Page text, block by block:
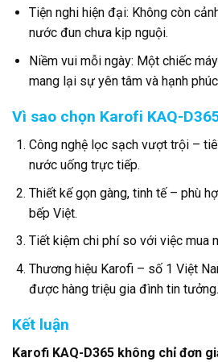
Tiện nghi hiện đại: Không còn
nước đun chưa kịp nguội.
Niềm vui mỗi ngày: Một chiếc
mang lại sự yên tâm và hạnh
Vì sao chọn Karofi KAQ-
Công nghệ lọc sạch vượt trội –
nước uống trực tiếp.
Thiết kế gọn gàng, tinh tế – phù
bếp Việt.
Tiết kiệm chi phí so với việc mua
Thương hiệu Karofi – số 1 Việt
được hàng triệu gia đình tin tưởng.
Kết luận
Karofi KAQ-D365 không chỉ đơn